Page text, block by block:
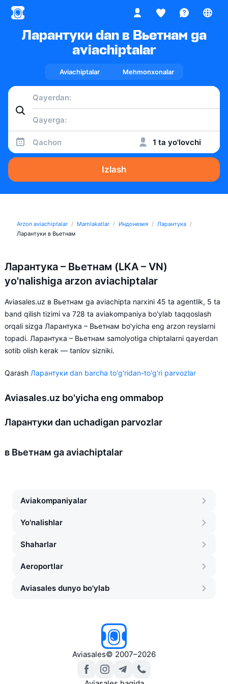
Ларантуки dan в Вьетнам ga
aviachiptalar
Aviachiptalar Mehmonxonalar
Qachon 1 ta yo'lovchi
Izlash
Arzon aviachiptalar Mamlakatlar Индонезия
Ларантука
Ларантуки в Вьетнам
Ларантука – Вьетнам (LKA – VN)
yo'nalishiga arzon aviachiptalar
Aviasales.uz в Вьетнам ga aviachipta narxini 45 ta agentlik, 5 ta
band qilish tizimi va 728 ta aviakompaniya bo'ylab taqqoslash
orqali sizga Ларантука – Вьетнам bo'yicha eng arzon reyslarni
topadi. Ларантука – Вьетнам samolyotiga chiptalarni qayerdan
sotib olish kerak — tanlov sizniki.
Qarash Ларантуки dan barcha to'g'ridan-to'g'ri parvozlar
Aviasales.uz bo'yicha eng ommabop
Ларантуки dan uchadigan parvozlar
в Вьетнам ga aviachiptalar
Aviakompaniyalar
Yo'nalishlar
Shaharlar
Aeroportlar
Aviasales dunyo bo'ylab
Aviasales© 2007–2026